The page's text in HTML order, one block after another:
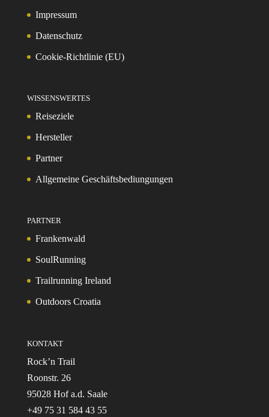
Impressum
Datenschutz
Cookie-Richtlinie (EU)
WISSENSWERTES
Reiseziele
Hersteller
Partner
Allgemeine Geschäftsbediungungen
PARTNER
Frankenwald
SoulRunning
Trailrunning Ireland
Outdoors Croatia
KONTAKT
Rock’n Trail
Roonstr. 26
95028 Hof a.d. Saale
+49 75 31 584 43 55